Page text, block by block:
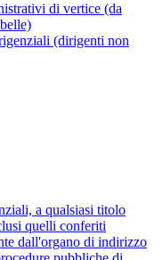
di vertice (da
(dirigenti non
a qualsiasi titolo
quelli conferiti
dall'organo di indirizzo